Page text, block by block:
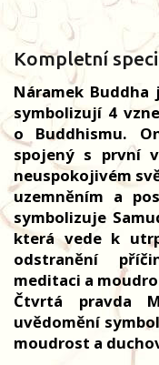
Kompletní
Náramek
symbolizují 4
o Buddhismu.
spojený s první
neuspokojivém
uzemněním a
symbolizuje
která vede k
odstranění
meditaci a
Čtvrtá pravda
uvědomění
moudrost a